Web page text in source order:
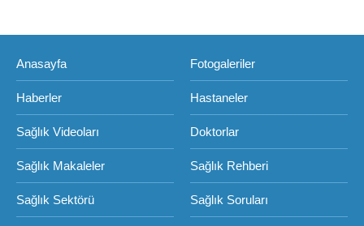
Anasayfa Fotogaleriler
Haberler Hastaneler
Sağlık Videoları Doktorlar
Sağlık Makaleler Sağlık Rehberi
Sağlık Sektörü Sağlık Soruları